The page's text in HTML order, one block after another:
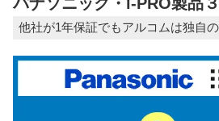
他社が1年保証でもアルコムは独自の